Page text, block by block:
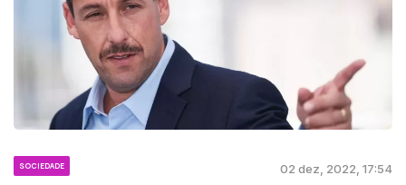
SOCIEDADE 02 dez, 2022, 17:54